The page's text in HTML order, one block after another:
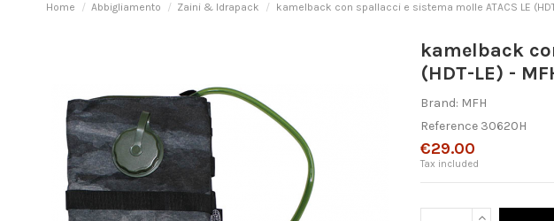
Home Abbigliamento Zaini & Idrapack kamelback con spallacci e sistema molle ATACS LE
kamelback
(HDT-LE) -
Brand: MFH
Reference 30620H
€29.00
Tax included